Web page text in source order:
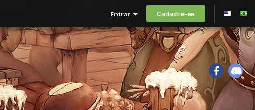
Entrar Cadastre-se